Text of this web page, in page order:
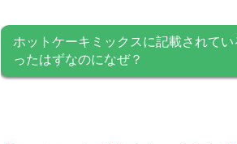
ホットケーキミックスに記載されて
ったはずなのになぜ？